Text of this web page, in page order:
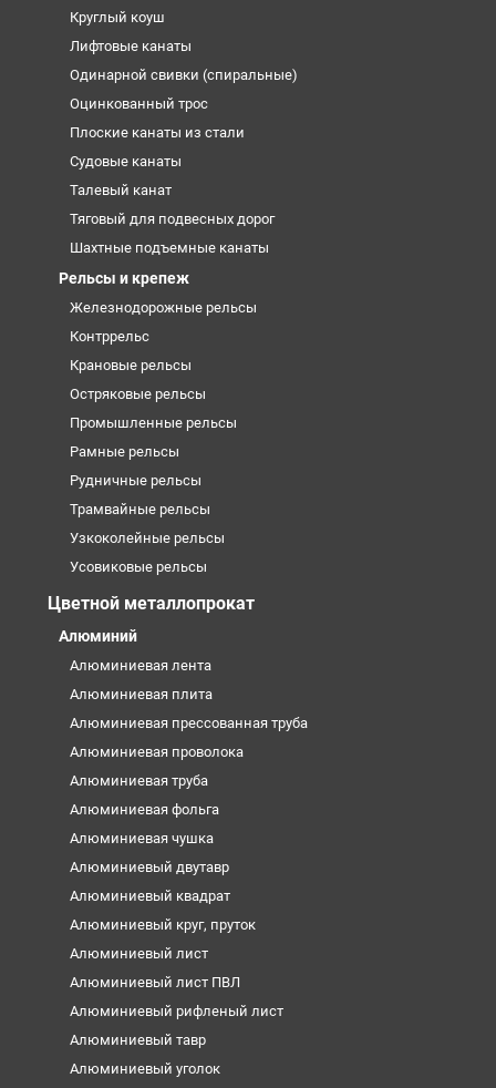
Круглый коуш
Лифтовые канаты
Одинарной свивки (спиральные)
Оцинкованный трос
Плоские канаты из стали
Судовые канаты
Талевый канат
Тяговый для подвесных дорог
Шахтные подъемные канаты
Рельсы и крепеж
Железнодорожные рельсы
Контррельс
Крановые рельсы
Остряковые рельсы
Промышленные рельсы
Рамные рельсы
Рудничные рельсы
Трамвайные рельсы
Узкоколейные рельсы
Усовиковые рельсы
Цветной металлопрокат
Алюминий
Алюминиевая лента
Алюминиевая плита
Алюминиевая прессованная труба
Алюминиевая проволока
Алюминиевая труба
Алюминиевая фольга
Алюминиевая чушка
Алюминиевый двутавр
Алюминиевый квадрат
Алюминиевый круг, пруток
Алюминиевый лист
Алюминиевый лист ПВЛ
Алюминиевый рифленый лист
Алюминиевый тавр
Алюминиевый уголок